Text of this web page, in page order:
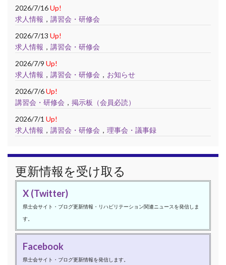
2026/7/16Up!
求人情報 ， 講習会・研修会
2026/7/13 Up!
求人情報 ， 講習会・研修会
2026/7/9 Up!
求人情報 ， 講習会・研修会 ， お知らせ
2026/7/6Up!
講習会・研修会 ， 掲示板（会員必読）
2026/7/1 Up!
求人情報 ， 講習会・研修会 ， 理事会・議事録
更新情報を受け取る
X (Twitter)
県士会サイト・ブログ更新情報・リハビリテーション関連ニュースを発信しま
す。
Facebook
県士会サイト・ブログ更新情報を発信します。